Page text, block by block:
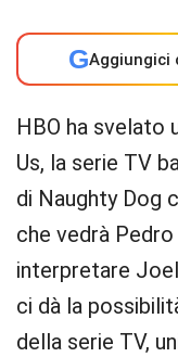
GAggiungici
HBO ha svelato
Us, la serie TV
di Naughty Dog
che vedrà
interpretare
ci dà la
della serie TV,